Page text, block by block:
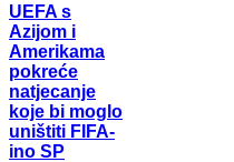
UEFA s
Azijom i
Amerikama
pokreće
natjecanje
koje bi moglo
uništiti FIFA-
ino SP